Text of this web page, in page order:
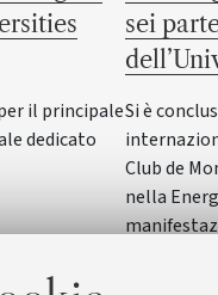
il principale
dedicato
sei
Si è
Club de
nella